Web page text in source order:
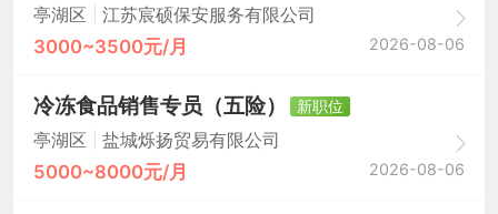
亭湖区
江苏宸硕保安服务有限公司
3000~3500元/月 2026-08-06
冷冻食品销售专员（五险）
新职位
亭湖区
盐城烁扬贸易有限公司
5000~8000元/月 2026-08-06